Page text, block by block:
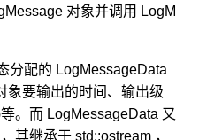
对象并调用 LogM
分配的 LogMessageData
象要输出的时间、输出级
。而 LogMessageData 又
其继承于 std::ostream ，